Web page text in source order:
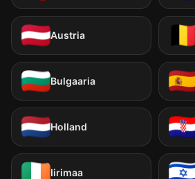
Austria
Bulgaaria
Holland
Iirimaa